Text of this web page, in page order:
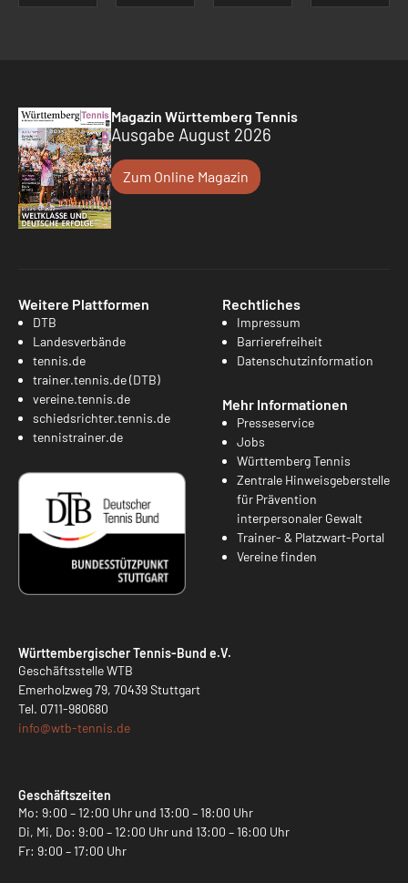
Magazin Württemberg Tennis
Ausgabe August 2026
Zum Online Magazin
Weitere Plattformen
DTB
Landesverbände
tennis.de
trainer.tennis.de (DTB)
vereine.tennis.de
schiedsrichter.tennis.de
tennistrainer.de
Rechtliches
Impressum
Barrierefreiheit
Datenschutzinformation
Mehr Informationen
Presseservice
Jobs
Württemberg Tennis
Zentrale Hinweisgeberstelle
für Prävention
interpersonaler Gewalt
Trainer- & Platzwart-Portal
Vereine finden
Württembergischer Tennis-Bund e.V.
Geschäftsstelle WTB
Emerholzweg 79, 70439 Stuttgart
Tel. 0711-980680
info@wtb-tennis.de
Geschäftszeiten
Mo: 9:00 – 12:00 Uhr und 13:00 – 18:00 Uhr
Di, Mi, Do: 9:00 – 12:00 Uhr und 13:00 – 16:00 Uhr
Fr: 9:00 – 17:00 Uhr